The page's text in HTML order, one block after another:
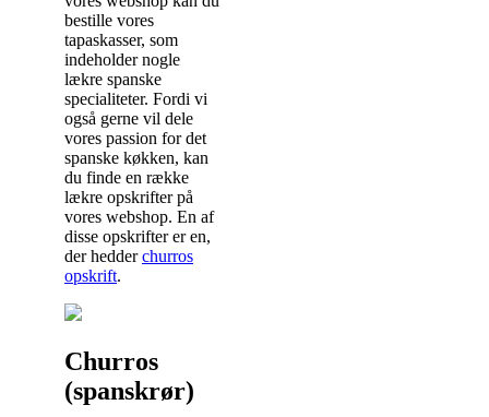
bestille vores
tapaskasser, som
indeholder nogle
lækre spanske
specialiteter. Fordi vi
også gerne vil dele
vores passion for det
spanske køkken, kan
du finde en række
lækre opskrifter på
vores webshop. En af
disse opskrifter er en,
der hedderchurros
opskrift.
Churros
(spanskrør)